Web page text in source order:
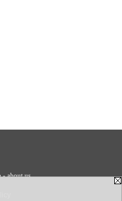
- about us